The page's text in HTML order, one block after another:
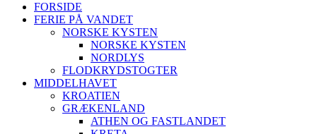
FORSIDE
FERIE PÅ VANDET
NORSKE KYSTEN
NORSKE KYSTEN
NORDLYS
FLODKRYDSTOGTER
MIDDELHAVET
KROATIEN
GRÆKENLAND
ATHEN OG FASTLANDET